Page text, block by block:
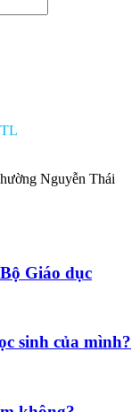
Nguyễn Thái
Giáo dục
sinh của mình?